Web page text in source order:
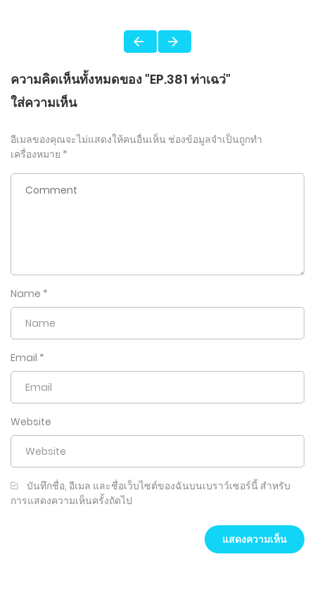
ความคิดเห็นทั้งหมดของ "EP.381 ท่าเฉว่"
ใส่ความเห็น
อีเมลของคุณจะไม่แสดงให้คนอื่นเห็น ช่องข้อมูลจำเป็นถูกทำ
เครื่องหมาย *
Name *
Email *
Website
บันทึกชื่อ, อีเมล และชื่อเว็บไซต์ของฉันบนเบราว์เซอร์นี้ สำหรับ
การแสดงความเห็นครั้งถัดไป